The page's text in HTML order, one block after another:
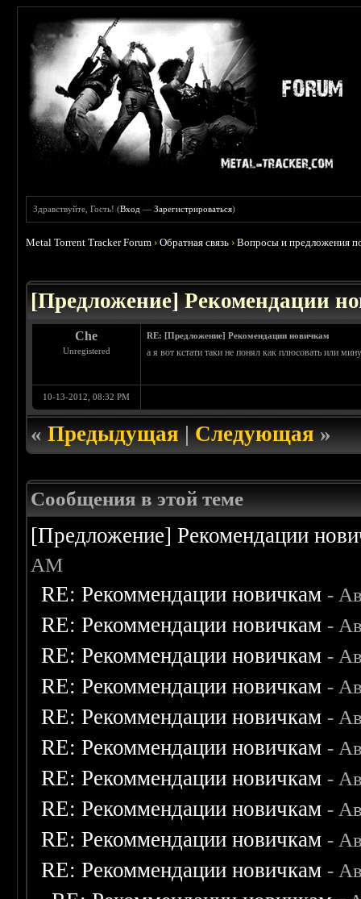
Здравствуйте, Гость! (Вход —Зарегистрироваться)
Metal Torrent Tracker Forum ›Обратная связь ›Вопросы и предложения
[Предложение] Рекомендации
Che
Unregistered
RE: [Предложение] Рекомендации новичкам
а я вот кстати таки не понял как плюсовать или
10-13-2012, 08:32 PM
«Предыдущая|Следующая»
Сообщения в этой теме
[Предложение] Рекомендации
AM
RE: Рекоммендации новичкам -
RE: Рекоммендации новичкам -
RE: Рекоммендации новичкам -
RE: Рекоммендации новичкам -
RE: Рекоммендации новичкам -
RE: Рекоммендации новичкам -
RE: Рекоммендации новичкам -
RE: Рекоммендации новичкам -
RE: Рекоммендации новичкам -
RE: Рекоммендации новичкам -